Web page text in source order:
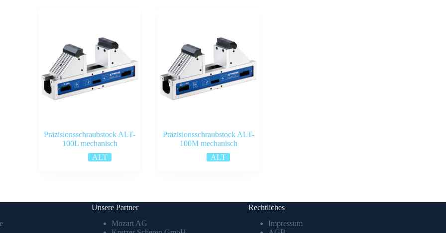
Präzisionsschraubstock ALT-
100L mechanisch
ALT
Präzisionsschraubstock ALT-
100M mechanisch
ALT
Unsere Partner
Mozart AG
Rechtliches
Impressum